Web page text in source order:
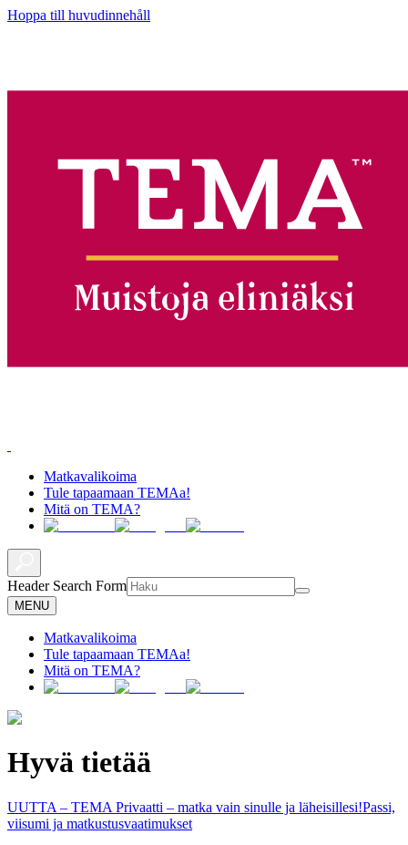
Hoppa till huvudinnehåll
Matkavalikoima
Tule tapaamaan TEMAa!
Mitä on TEMA?
Header Search Form
MENU
Matkavalikoima
Tule tapaamaan TEMAa!
Mitä on TEMA?
Hyvä tietää
UUTTA – TEMA Privaatti – matka vain sinulle ja läheisillesi!Passi,
viisumi ja matkustusvaatimukset